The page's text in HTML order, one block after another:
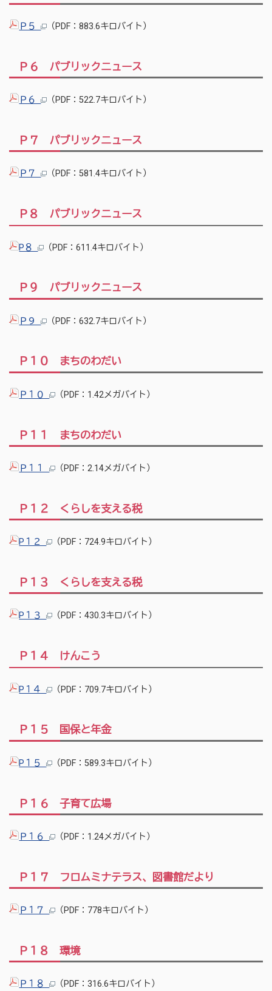
Ｐ５ （PDF：883.6キロバイト）
Ｐ６ パブリックニュース
Ｐ６ （PDF：522.7キロバイト）
Ｐ７ パブリックニュース
Ｐ７ （PDF：581.4キロバイト）
Ｐ８ パブリックニュース
P８ （PDF：611.4キロバイト）
Ｐ９ パブリックニュース
Ｐ９ （PDF：632.7キロバイト）
Ｐ１０ まちのわだい
Ｐ１０ （PDF：1.42メガバイト）
Ｐ１１ まちのわだい
Ｐ１１ （PDF：2.14メガバイト）
Ｐ１２ くらしを支える税
P１２ （PDF：724.9キロバイト）
Ｐ１３ くらしを支える税
P１３ （PDF：430.3キロバイト）
Ｐ１４ けんこう
P１４ （PDF：709.7キロバイト）
Ｐ１５ 国保と年金
P１５ （PDF：589.3キロバイト）
Ｐ１６ 子育て広場
Ｐ１６ （PDF：1.24メガバイト）
Ｐ１７ フロムミナテラス、図書館だより
Ｐ１７ （PDF：778キロバイト）
Ｐ１８ 環境
Ｐ１８ （PDF：316.6キロバイト）